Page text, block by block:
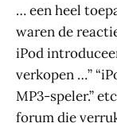
… een heel
waren de
iPod
verkopen …”
MP3-speler.”
forum die